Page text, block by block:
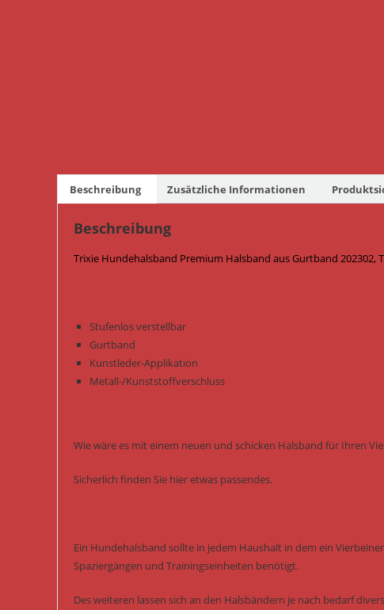
Beschreibung Zusätzliche Informationen
Beschreibung
Trixie Hundehalsband Premium Halsband aus Gurtband 202302,
Stufenlos verstellbar
Gurtband
Kunstleder-Applikation
Metall-/Kunststoffverschluss
Wie wäre es mit einem neuen und schicken Halsband für Ihren
Sicherlich finden Sie hier etwas passendes.
Ein Hundehalsband sollte in jedem Haushalt in dem ein
Spaziergängen und Trainingseinheiten benötigt.
Des weiteren lassen sich an den Halsbändern je nach bedarf